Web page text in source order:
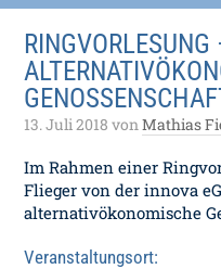
13. Juli 2018 vonMathias
Im Rahmen einer
Flieger von der innova
alternativökonomische
Veranstaltungsort: